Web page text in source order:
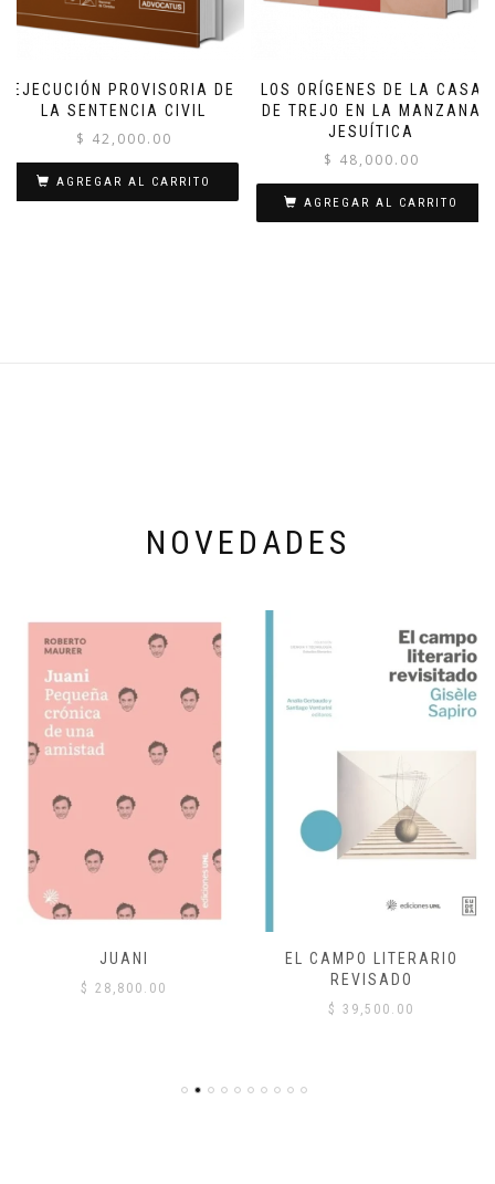
EJECUCIÓN PROVISORIA DE
LA SENTENCIA CIVIL
$ 42,000.00
AGREGAR AL CARRITO
LOS ORÍGENES DE LA CASA
DE TREJO EN LA MANZANA
JESUÍTICA
$ 48,000.00
AGREGAR AL CARRITO
NOVEDADES
JUANI
$ 28,800.00
EL CAMPO LITERARIO
REVISADO
$ 39,500.00